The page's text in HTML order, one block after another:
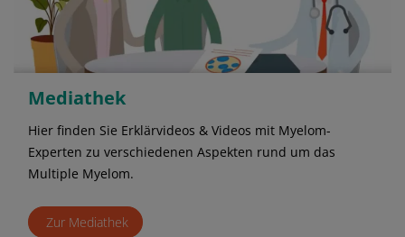
Mediathek
Hier finden Sie Erklärvideos & Videos mit Myelom-
Experten zu verschiedenen Aspekten rund um das
Multiple Myelom.
Zur Mediathek